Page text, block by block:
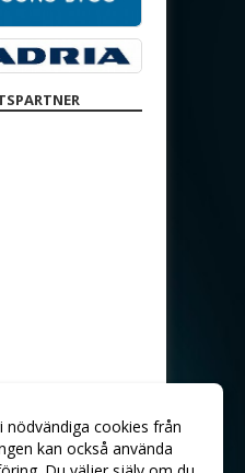
nödvändiga cookies från
kan också använda